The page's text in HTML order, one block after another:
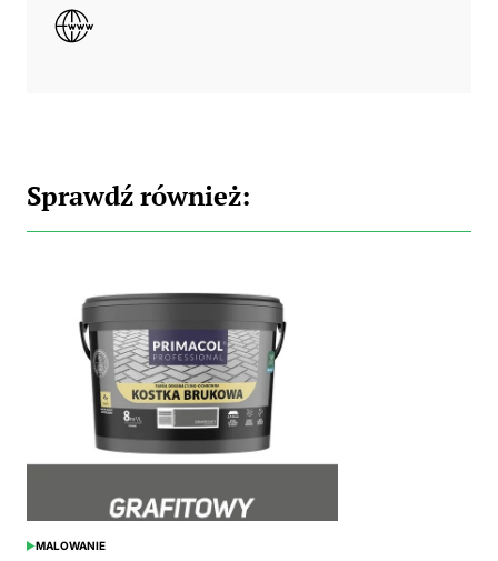
Sprawdź również:
POSTED
MALOWANIE